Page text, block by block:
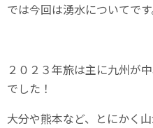
では今回は湧水についてです
２０２３年旅は主に九州が
でした！
大分や熊本など、とにかく